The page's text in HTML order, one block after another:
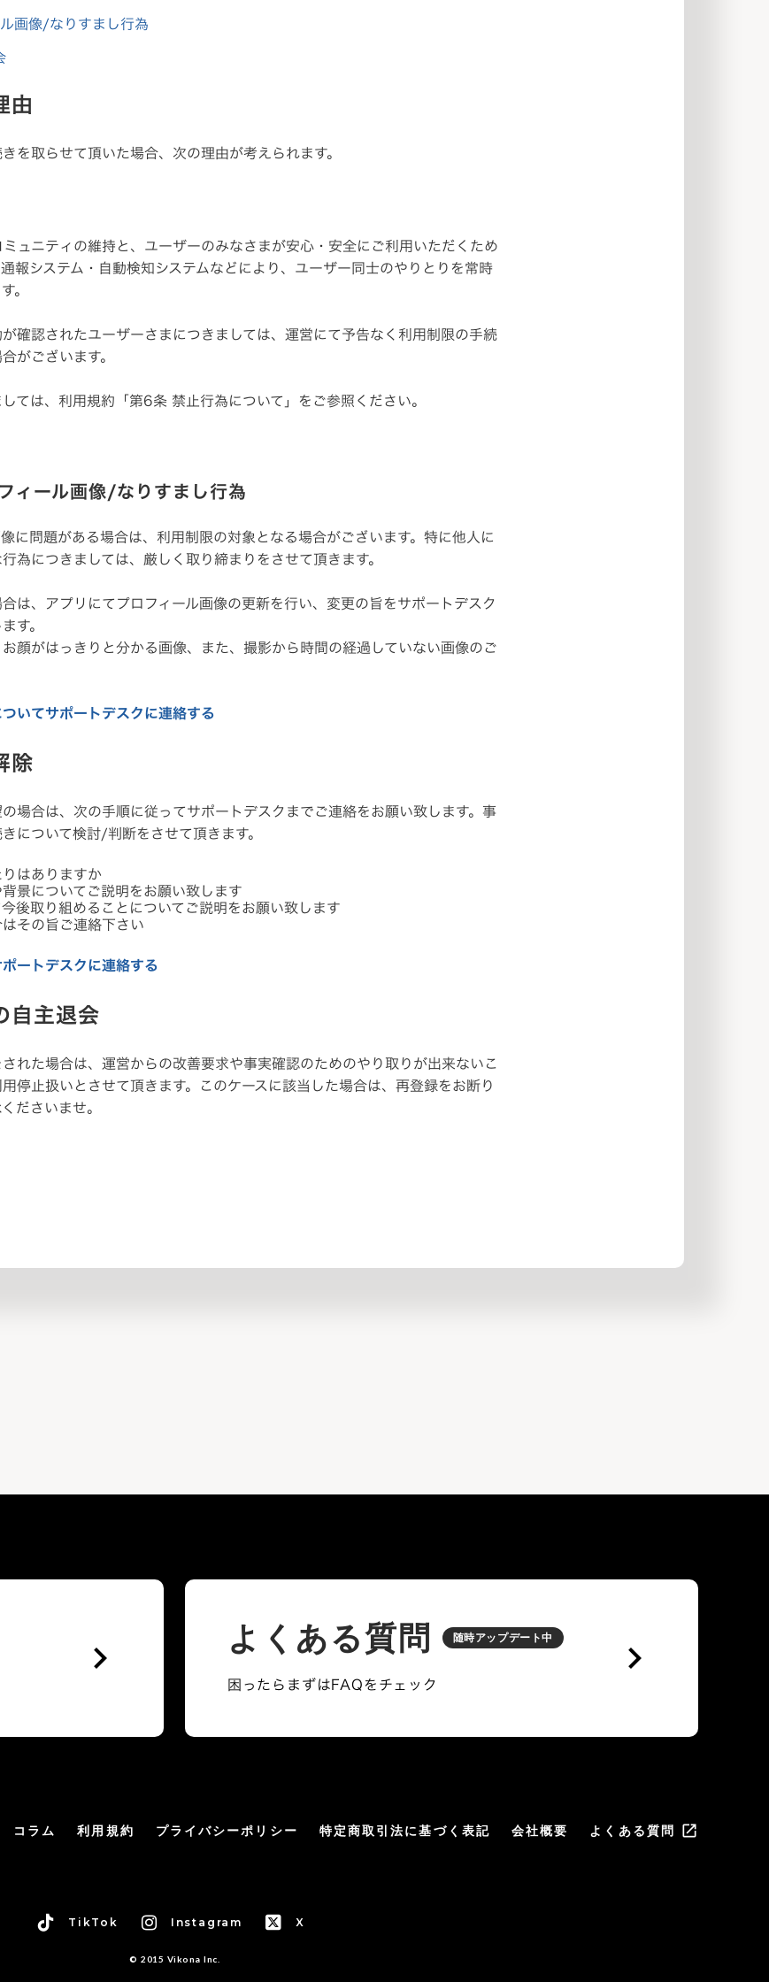
画像/なりすまし行為
由
を取らせて頂いた場合、次の理由が考えられます。
ュニティの維持と、ユーザーのみなさまが安心・安全にご利用いただくため
報システム・自動検知システムなどにより、ユーザー同士のやりとりを常時
。
確認されたユーザーさまにつきましては、運営にて予告なく利用制限の手続
がございます。
ては、利用規約「第6条 禁止行為について」をご参照ください。
ィール画像/なりすまし行為
に問題がある場合は、利用制限の対象となる場合がございます。特に他人に
為につきましては、厳しく取り締まりをさせて頂きます。
は、アプリにてプロフィール画像の更新を行い、変更の旨をサポートデスク
す。
顔がはっきりと分かる画像、また、撮影から時間の経過していない画像のご
いてサポートデスクに連絡する
除
場合は、次の手順に従ってサポートデスクまでご連絡をお願い致します。事
について検討/判断をさせて頂きます。
はありますか
景についてご説明をお願い致します
後取り組めることについてご説明をお願い致します
その旨ご連絡下さい
ートデスクに連絡する
自主退会
れた場合は、運営からの改善要求や事実確認のためのやり取りが出来ないこ
停止扱いとさせて頂きます。このケースに該当した場合は、再登録をお断り
ださいませ。
keyboard_arrow_right よくある質問 随時アップデート中
困ったらまずはFAQをチェック
keyboard_arrow_right
コラム 利用規約 プライバシーポリシー 特定商取引法に基づく表記 会社概要 よくある質問 launch
TikTok Instagram X
© 2015 Vikona Inc.